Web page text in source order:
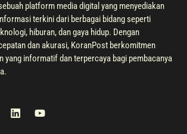
platform media digital yang menyediakan
terkini dari berbagai bidang seperti
hiburan, dan gaya hidup. Dengan
dan akurasi, KoranPost berkomitmen
yang informatif dan terpercaya bagi pembacanya